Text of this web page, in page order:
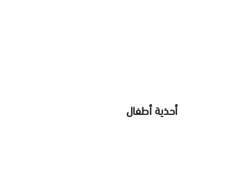
أحذية أطفال